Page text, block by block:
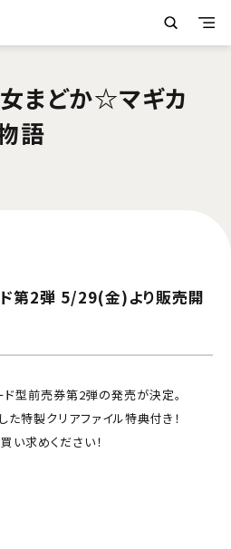
まどか☆マギカ
語
第2弾 5/29(金)より販売開
型前売券第2弾の発売が決定。
特製クリアファイル特典付き！
い求めください！